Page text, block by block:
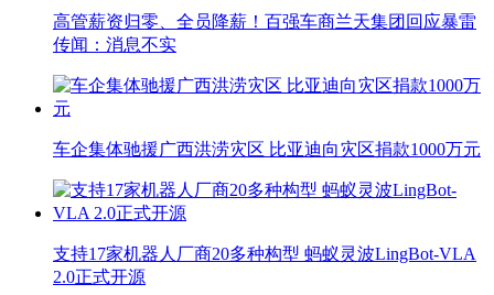
高管薪资归零、全员降薪！百强车商兰天集团回应暴雷
传闻：消息不实
车企集体驰援广西洪涝灾区 比亚迪向灾区捐款1000万元
支持17家机器人厂商20多种构型 蚂蚁灵波LingBot-VLA
2.0正式开源